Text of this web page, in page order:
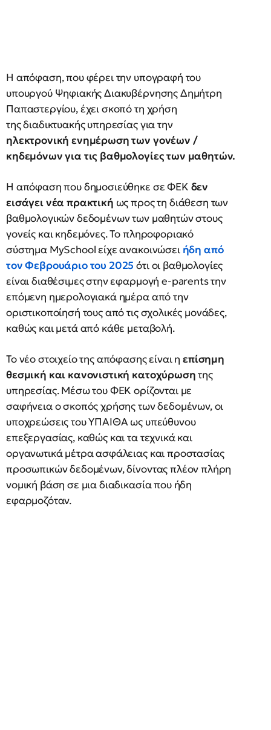
Η απόφαση, που φέρει την υπογραφή του
υπουργού Ψηφιακής Διακυβέρνησης Δημήτρη
Παπαστεργίου, έχει σκοπό τη χρήση
της διαδικτυακής υπηρεσίας για την
ηλεκτρονική ενημέρωση των γονέων /
κηδεμόνων για τις βαθμολογίες των μαθητών.
Η απόφαση που δημοσιεύθηκε σε ΦΕΚ δεν
εισάγει νέα πρακτική ως προς τη διάθεση των
βαθμολογικών δεδομένων των μαθητών στους
γονείς και κηδεμόνες. Το πληροφοριακό
σύστημα MySchool είχε ανακοινώσει ήδη από
τον Φεβρουάριο του 2025 ότι οι βαθμολογίες
είναι διαθέσιμες στην εφαρμογή e-parents την
επόμενη ημερολογιακά ημέρα από την
οριστικοποίησή τους από τις σχολικές μονάδες,
καθώς και μετά από κάθε μεταβολή.
Το νέο στοιχείο της απόφασης είναι ηεπίσημη
θεσμική και κανονιστική κατοχύρωσητης
υπηρεσίας. Μέσω του ΦΕΚ ορίζονται με
σαφήνεια ο σκοπός χρήσης των δεδομένων, οι
υποχρεώσεις του ΥΠΑΙΘΑ ως υπεύθυνου
επεξεργασίας, καθώς και τα τεχνικά και
οργανωτικά μέτρα ασφάλειας και προστασίας
προσωπικών δεδομένων, δίνοντας πλέον πλήρη
νομική βάση σε μια διαδικασία που ήδη
εφαρμοζόταν.